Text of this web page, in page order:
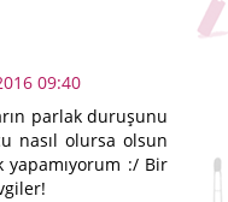
09:40
parlak duruşunu
nasıl olursa olsun
:/ Bir